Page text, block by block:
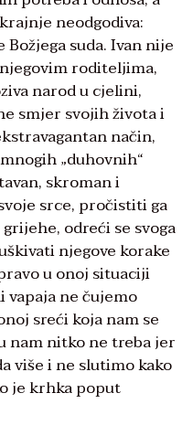
neodgodiva:
suda. Ivan nije
roditeljima,
narod u cjelini,
smjer svojih života i
način,
„duhovnih“
skroman i
srce, pročistiti ga
odreći se svoga
njegove korake
u onoj situaciji
vapaja ne čujemo
sreći koja nam se
nam nitko ne treba jer
više i ne slutimo kako
je krhka poput